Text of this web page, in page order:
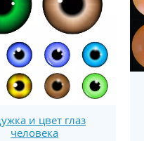
и цвет глаз
человека